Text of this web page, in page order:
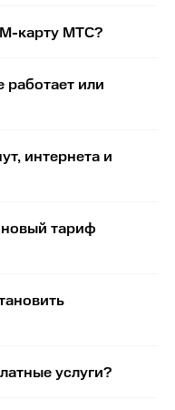
карту МТС?
или
интернета и
тариф
услуги?